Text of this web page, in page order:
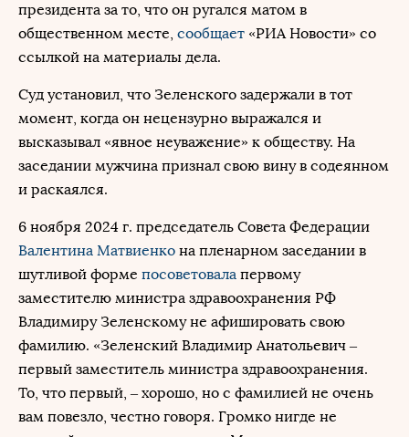
президента за то, что он ругался матом в
общественном месте, сообщает «РИА Новости» со
ссылкой на материалы дела.
Суд установил, что Зеленского задержали в тот
момент, когда он нецензурно выражался и
высказывал «явное неуважение» к обществу. На
заседании мужчина признал свою вину в содеянном
и раскаялся.
6 ноября 2024 г. председатель Совета Федерации
Валентина Матвиенко на пленарном заседании в
шутливой форме посоветовала первому
заместителю министра здравоохранения РФ
Владимиру Зеленскому не афишировать свою
фамилию. «Зеленский Владимир Анатольевич –
первый заместитель министра здравоохранения.
То, что первый, – хорошо, но с фамилией не очень
вам повезло, честно говоря. Громко нигде не